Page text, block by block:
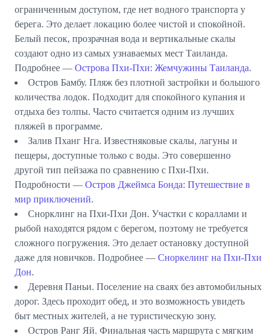
ограниченным доступом, где нет водного транспорта у
берега. Это делает локацию более чистой и спокойной.
Белый песок, прозрачная вода и вертикальные скалы
создают одно из самых узнаваемых мест Таиланда.
Подробнее — Острова Пхи-Пхи: Жемчужины Таиланда
Остров Бамбу. Пляж без плотной застройки и большого
количества лодок. Подходит для спокойного купания и
отдыха без толпы. Часто считается одним из лучших
пляжей в программе.
Залив Пханг Нга. Известняковые скалы, лагуны и
пещеры, доступные только с воды. Это совершенно
другой тип пейзажа по сравнению с Пхи-Пхи.
Подробности — Остров Джеймса Бонда: Путешествие в
мир приключений
Снорклинг на Пхи-Пхи Дон. Участки с кораллами и
рыбой находятся рядом с берегом, поэтому не требуется
сложного погружения. Это делает остановку доступной
даже для новичков. Подробнее — Сноркелинг на Пхи-Пхи
Дон
Деревня Паньи. Поселение на сваях без автомобильных
дорог. Здесь проходит обед, и это возможность увидеть
быт местных жителей, а не туристическую зону.
Остров Ранг Яй. Финальная часть маршрута с мягким